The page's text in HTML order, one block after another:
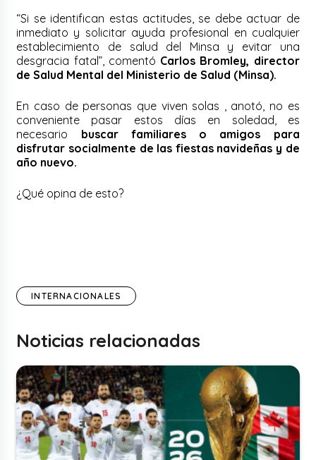
“Si se identifican estas actitudes, se debe actuar de
inmediato y solicitar ayuda profesional en cualquier
establecimiento de salud del Minsa y evitar una
desgracia fatal”, comentó Carlos Bromley, director
de Salud Mental del Ministerio de Salud (Minsa).
En caso de personas que viven solas , anotó, no es
conveniente pasar estos días en soledad, es
necesario buscar familiares o amigos para
disfrutar socialmente de las fiestas navideñas y de
año nuevo.
¿Qué opina de esto?
INTERNACIONALES
Noticias relacionadas